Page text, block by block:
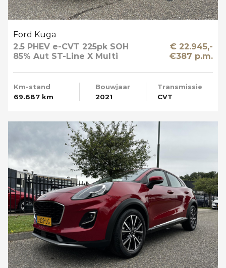
Ford Kuga
2.5 PHEV e-CVT 225pk SOH
85% Aut ST-Line X Multi
€ 22.945,-
€387 p.m.
Km-stand
69.687 km
Bouwjaar
2021
Transmissie
CVT